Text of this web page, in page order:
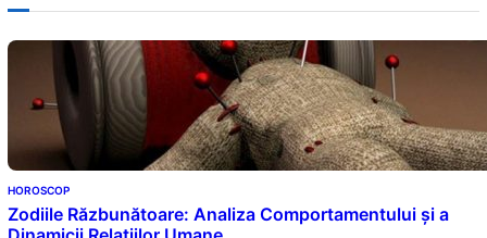
HOROSCOP
Zodiile Răzbunătoare: Analiza Comportamentului și a